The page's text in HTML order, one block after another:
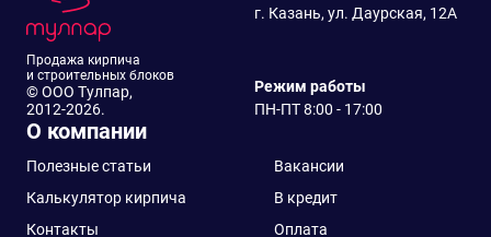
Продажа кирпича
и строительных блоков
© ООО Тулпар,
2012-2026.
г. Казань, ул. Даурская, 12А
Режим работы
ПН-ПТ 8:00 - 17:00
О компании
Полезные статьи
Вакансии
Калькулятор кирпича
В кредит
Контакты
Оплата